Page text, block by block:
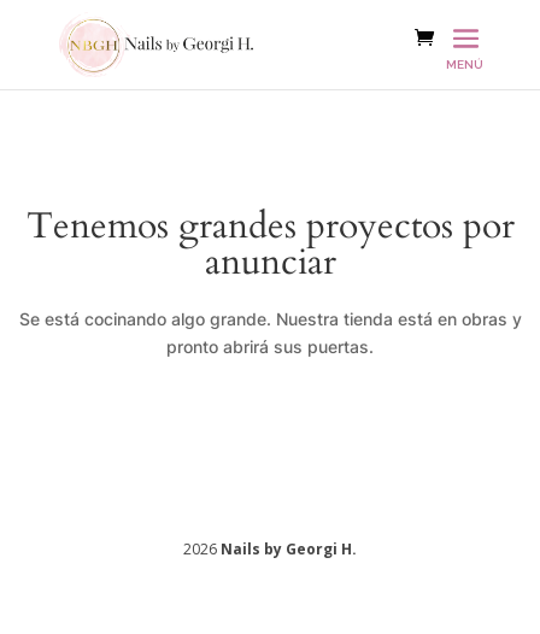
Tenemos grandes proyectos por
anunciar
Se está cocinando algo grande. Nuestra tienda está en obras y
pronto abrirá sus puertas.
2026 Nails by Georgi H.